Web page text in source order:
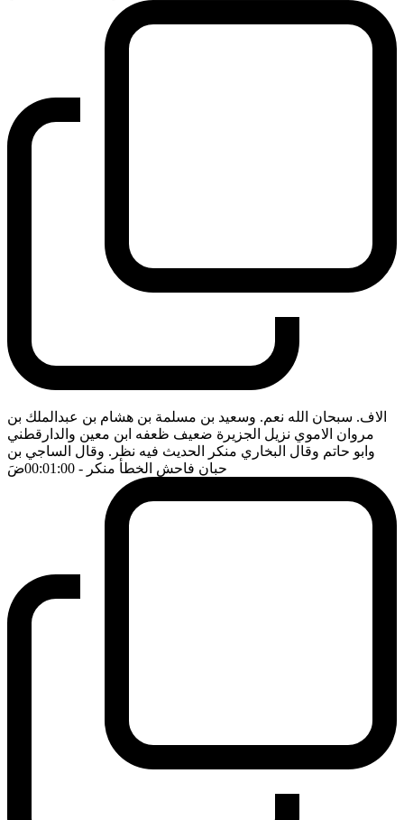
الاف. سبحان الله نعم. وسعيد بن مسلمة بن هشام بن عبدالملك بن
مروان الاموي نزيل الجزيرة ضعيف ظعفه ابن معين والدارقطني
وابو حاتم وقال البخاري منكر الحديث فيه نظر. وقال الساجي بن
حبان فاحش الخطأ منكر - 00:01:00 ضَ